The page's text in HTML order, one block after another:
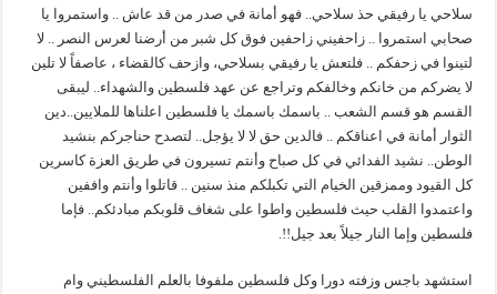
سلاحي يا رفيقي حذ سلاحي.. فهو أمانة في صدر من قد عاش .. واستمروا يا
صحابي استمروا .. زاحفيني زاحفين فوق كل شبر من أرضنا لعرس النصر .. لا
لتينوا في زحفكم .. فلتعش يا رفيقي بسلاحي، وازحف كالقضاء ، عاصفاً لا تلين
لا يضركم من خانكم وخالفكم وتراجع عن عهد فلسطين والشهداء.. ليبقى
القسم هو قسم الشعب .. باسمك باسمك يا فلسطين اعلناها للملايين..دين
الثوار أمانة في اعناقكم .. فالدين حق لا لا يؤجل.. لتصدح حناجركم بنشيد
الوطن.. نشيد الفدائي في كل صباح وأنتم تسيرون في طريق العزة كاسرين
كل القيود وممزقين الخيام التي تكبلكم منذ سنين .. قاتلوا وأنتم واففين
واعتمدوا القلب حيث فلسطين واطوا على شغاف قلوبكم مبادئكم.. فإما
فلسطين وإما النار جيلاً بعد جيل!!.
استشهد باجس وزفته دورا وكل فلسطين ملفوفا بالعلم الفلسطيني وام